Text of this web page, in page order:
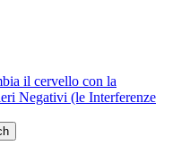
il cervello con la
Negativi (le Interferenze